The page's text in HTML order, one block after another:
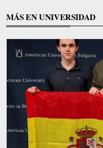
MÁS EN UNIVERSIDAD